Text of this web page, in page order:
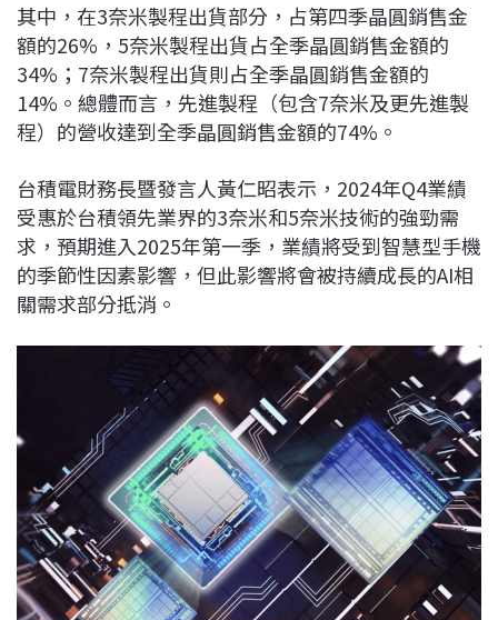
其中，在3奈米製程出貨部分，占第四季晶圓銷售金
額的26%，5奈米製程出貨占全季晶圓銷售金額的
34%；7奈米製程出貨則占全季晶圓銷售金額的
14%。總體而言，先進製程（包含7奈米及更先進製
程）的營收達到全季晶圓銷售金額的74%。
台積電財務長暨發言人黃仁昭表示，2024年Q4業績
受惠於台積領先業界的3奈米和5奈米技術的強勁需
求，預期進入2025年第一季，業績將受到智慧型手機
的季節性因素影響，但此影響將會被持續成長的AI相
關需求部分抵消。